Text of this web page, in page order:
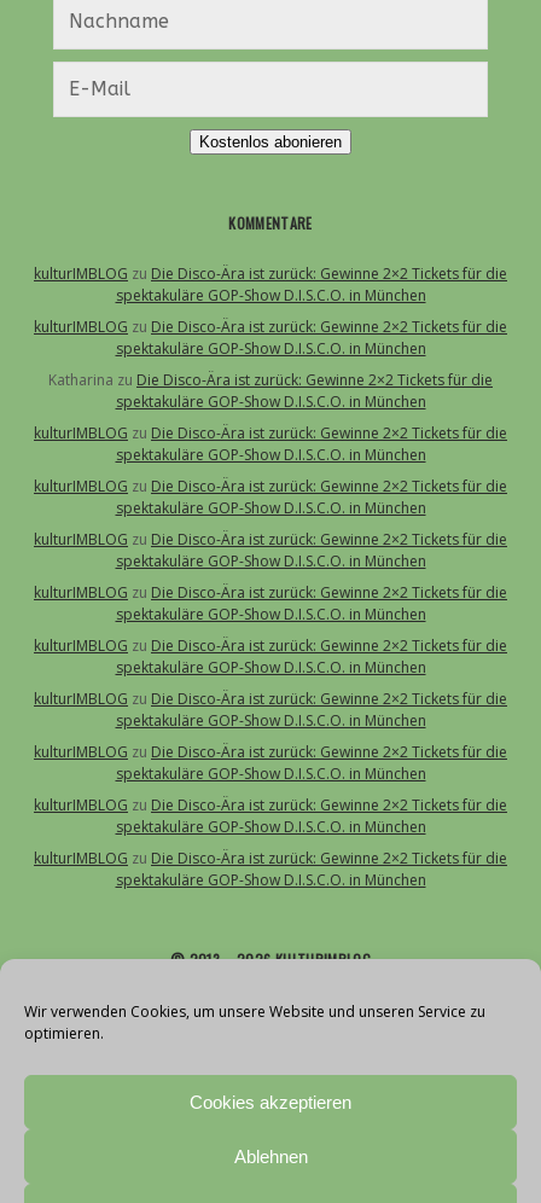
Wir verwenden Cookies, um unsere Website und unseren Service zu
optimieren.
Cookies akzeptieren
Ablehnen
Kostenlos abonieren
KOMMENTARE
kulturIMBLOG zu Die Disco-Ära ist zurück: Gewinne 2×2 Tickets für die
spektakuläre GOP-Show D.I.S.C.O. in München
kulturIMBLOG zu Die Disco-Ära ist zurück: Gewinne 2×2 Tickets für die
spektakuläre GOP-Show D.I.S.C.O. in München
Katharina zu Die Disco-Ära ist zurück: Gewinne 2×2 Tickets für die
spektakuläre GOP-Show D.I.S.C.O. in München
kulturIMBLOG zu Die Disco-Ära ist zurück: Gewinne 2×2 Tickets für die
spektakuläre GOP-Show D.I.S.C.O. in München
kulturIMBLOG zu Die Disco-Ära ist zurück: Gewinne 2×2 Tickets für die
spektakuläre GOP-Show D.I.S.C.O. in München
kulturIMBLOG zu Die Disco-Ära ist zurück: Gewinne 2×2 Tickets für die
spektakuläre GOP-Show D.I.S.C.O. in München
kulturIMBLOG zu Die Disco-Ära ist zurück: Gewinne 2×2 Tickets für die
spektakuläre GOP-Show D.I.S.C.O. in München
kulturIMBLOG zu Die Disco-Ära ist zurück: Gewinne 2×2 Tickets für die
spektakuläre GOP-Show D.I.S.C.O. in München
kulturIMBLOG zu Die Disco-Ära ist zurück: Gewinne 2×2 Tickets für die
spektakuläre GOP-Show D.I.S.C.O. in München
kulturIMBLOG zu Die Disco-Ära ist zurück: Gewinne 2×2 Tickets für die
spektakuläre GOP-Show D.I.S.C.O. in München
kulturIMBLOG zu Die Disco-Ära ist zurück: Gewinne 2×2 Tickets für die
spektakuläre GOP-Show D.I.S.C.O. in München
kulturIMBLOG zu Die Disco-Ära ist zurück: Gewinne 2×2 Tickets für die
spektakuläre GOP-Show D.I.S.C.O. in München
© 2013 – 2026 KULTURIMBLOG
Über uns
Impressum
Datenschutz
Teilnahmebedingungen Gewinnspiele